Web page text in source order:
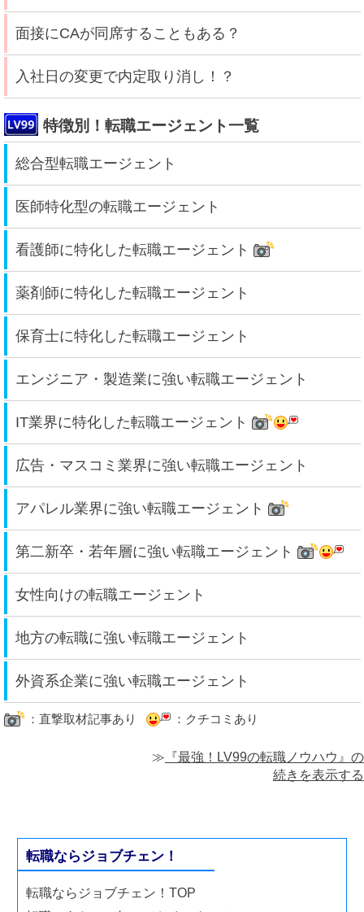
面接にCAが同席することもある？
入社日の変更で内定取り消し！？
特徴別！転職エージェント一覧
総合型転職エージェント
医師特化型の転職エージェント
看護師に特化した転職エージェント
薬剤師に特化した転職エージェント
保育士に特化した転職エージェント
エンジニア・製造業に強い転職エージェント
IT業界に特化した転職エージェント
広告・マスコミ業界に強い転職エージェント
アパレル業界に強い転職エージェント
第二新卒・若年層に強い転職エージェント
女性向けの転職エージェント
地方の転職に強い転職エージェント
外資系企業に強い転職エージェント
：直撃取材記事あり ：クチコミあり
≫ 『最強！LV99の転職ノウハウ』の
続きを表示する
転職ならジョブチェン！
転職ならジョブチェン！TOP